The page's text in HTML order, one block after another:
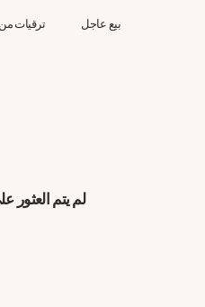
ترقيات بيع عاجل
لم يتم العثور